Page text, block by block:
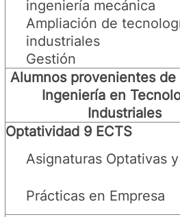
ingeniería mecánica
Ampliación de
industriales
Gestión
Alumnos provenientes de
Ingeniería en
Industriales
Optatividad 9 ECTS
Asignaturas Optativas y
Prácticas en Empresa